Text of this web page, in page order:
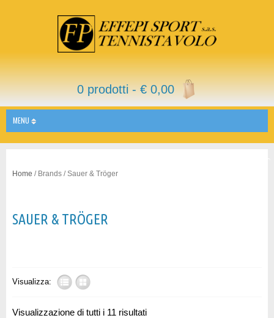
0 prodotti -€0,00
MENU
Home / Brands / Sauer & Tröger
SAUER & TRÖGER
Visualizza:
Visualizzazione di tutti i 11 risultati